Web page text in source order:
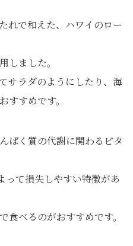
れで和えた、ハワイのロー
しました。
サラダのようにしたり、海
すすめです。
ぱく質の代謝に関わるビタ
って損失しやすい特徴があ
食べるのがおすすめです。